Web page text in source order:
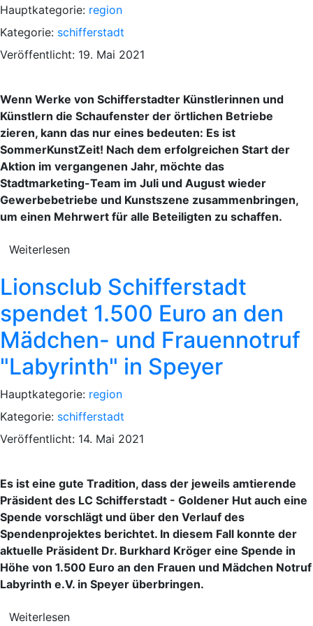
Hauptkategorie: region
Kategorie: schifferstadt
Veröffentlicht: 19. Mai 2021
Wenn Werke von Schifferstadter Künstlerinnen und
Künstlern die Schaufenster der örtlichen Betriebe
zieren, kann das nur eines bedeuten: Es ist
SommerKunstZeit! Nach dem erfolgreichen Start der
Aktion im vergangenen Jahr, möchte das
Stadtmarketing-Team im Juli und August wieder
Gewerbebetriebe und Kunstszene zusammenbringen,
um einen Mehrwert für alle Beteiligten zu schaffen.
Weiterlesen
Lionsclub Schifferstadt
spendet 1.500 Euro an den
Mädchen- und Frauennotruf
"Labyrinth" in Speyer
Hauptkategorie: region
Kategorie: schifferstadt
Veröffentlicht: 14. Mai 2021
Es ist eine gute Tradition, dass der jeweils amtierende
Präsident des LC Schifferstadt - Goldener Hut auch eine
Spende vorschlägt und über den Verlauf des
Spendenprojektes berichtet. In diesem Fall konnte der
aktuelle Präsident Dr. Burkhard Kröger eine Spende in
Höhe von 1.500 Euro an den Frauen und Mädchen Notruf
Labyrinth e.V. in Speyer überbringen.
Weiterlesen